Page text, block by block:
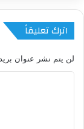
اترك تعليقاً
لن يتم نشر عنوان